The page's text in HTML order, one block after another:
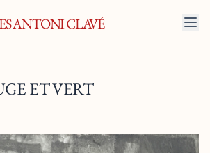
ANTONI CLAVÉ
ET VERT